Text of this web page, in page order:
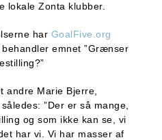
lokale Zonta klubber.
har GoalFive.org
emnet ”Grænser
andre Marie Bjerre,
”Der er så mange,
og som ikke kan se, vi
har vi. Vi har masser af